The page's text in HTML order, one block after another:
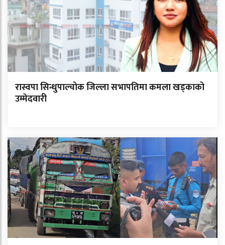
रास्वपा सिन्धुपाल्चोक जिल्ला सभापतिमा कमला खड्काको
उम्मेदवारी